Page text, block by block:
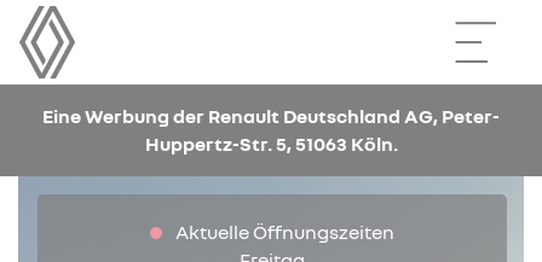
Eine Werbung der Renault Deutschland AG, Peter-
Huppertz-Str. 5, 51063 Köln.
Aktuelle Öffnungszeiten